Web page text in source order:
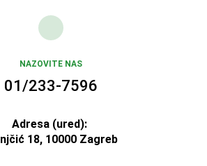
NAZOVITE NAS
01/233-7596
Adresa (ured):
18, 10000 Zagreb